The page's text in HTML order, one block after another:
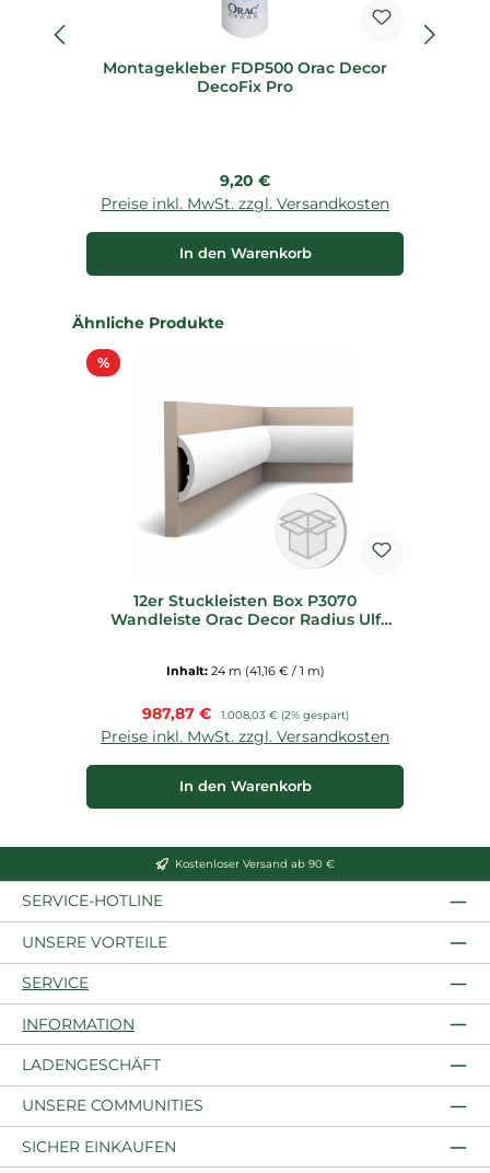
Montagekleber FDP500 Orac Decor
DecoFix Pro
Regulärer Preis:
9,20 €
Preise inkl. MwSt. zzgl. Versandkosten
In den Warenkorb
Produktgalerie überspringen
Ähnliche Produkte
%Rabatt
12er Stuckleisten Box P3070
Wandleiste Orac Decor Radius Ulf
Inhalt: 24 m (41,16 € / 1 m)
Verkaufspreis:
987,87 € Regulärer Preis:
1.008,03 € (2% gespart)
Preise inkl. MwSt. zzgl. Versandkosten
In den Warenkorb
Kostenloser Versand ab 90 €
SERVICE-HOTLINE
UNSERE VORTEILE
SERVICE
INFORMATION
LADENGESCHÄFT
UNSERE COMMUNITIES
SICHER EINKAUFEN